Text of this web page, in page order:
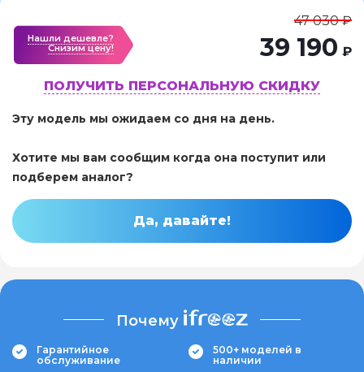
Нашли дешевле?
Cнизим цену!
47 030 ₽
39 190 ₽
ПОЛУЧИТЬ ПЕРСОНАЛЬНУЮ СКИДКУ
Эту модель мы ожидаем со дня на день.
Хотите мы вам сообщим когда она поступит или
подберем аналог?
Да, давайте!
Почему
Гарантийное
обслуживание
500+ моделей в
наличии